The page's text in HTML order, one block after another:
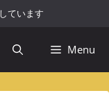
ています
Menu